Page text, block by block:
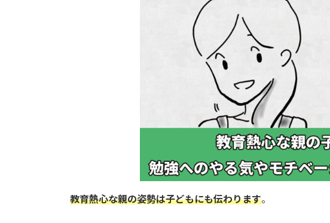
教育熱心な親の姿勢は子どもにも伝わります。